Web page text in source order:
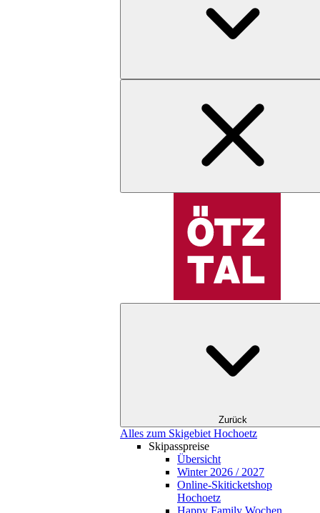
Zurück
Alles zum Skigebiet Hochoetz
Skipasspreise
Übersicht
Winter 2026 / 2027
Online-Skiticketshop
Hochoetz
Happy Family Wochen